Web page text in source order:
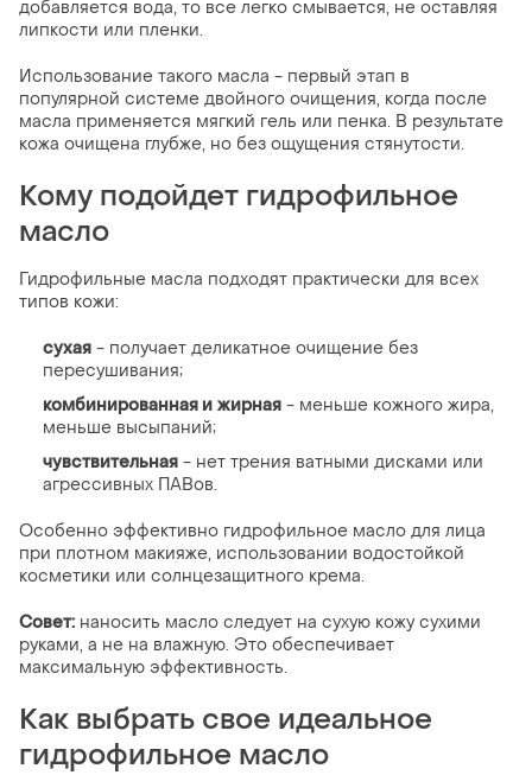
добавляется вода, то все легко смывается, не оставляя
липкости или пленки.
Использование такого масла - первый этап в
популярной системе двойного очищения, когда после
масла применяется мягкий гель или пенка. В результате
кожа очищена глубже, но без ощущения стянутости.
Кому подойдет гидрофильное
масло
Гидрофильные масла подходят практически для всех
типов кожи:
сухая - получает деликатное очищение без
пересушивания;
комбинированная и жирная - меньше кожного жира,
меньше высыпаний;
чувствительная - нет трения ватными дисками или
агрессивных ПАВов.
Особенно эффективно гидрофильное масло для лица
при плотном макияже, использовании водостойкой
косметики или солнцезащитного крема.
Совет: наносить масло следует на сухую кожу сухими
руками, а не на влажную. Это обеспечивает
максимальную эффективность.
Как выбрать свое идеальное
гидрофильное масло